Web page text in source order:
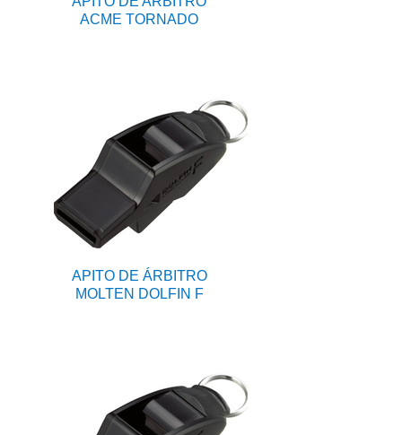
ACME TORNADO
APITO DE ÁRBITRO
MOLTEN DOLFIN F